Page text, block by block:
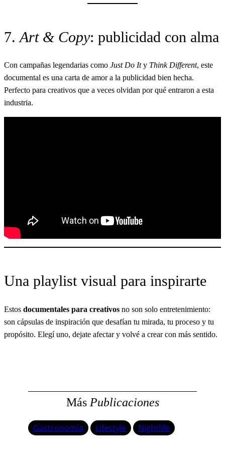
7.Art & Copy: publicidad con alma
Con campañas legendarias como Just Do Ity Think Different, este
documental es una carta de amor a la publicidad bien hecha.
Perfecto para creativos que a veces olvidan por qué entraron a esta
industria.
Una playlist visual para inspirarte
Estos documentales para creativos no son solo entretenimiento:
son cápsulas de inspiración que desafían tu mirada, tu proceso y tu
propósito. Elegí uno, dejate afectar y volvé a crear con más sentido.
MásPublicaciones
Gastronomía Lifestyle Nightlife